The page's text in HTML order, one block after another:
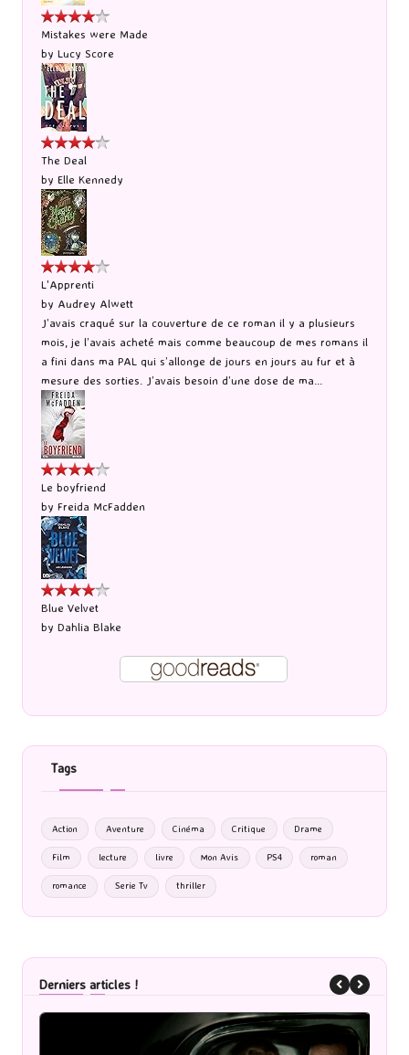
Mistakes were Made
by Lucy Score
The Deal
by Elle Kennedy
L'Apprenti
by Audrey Alwett
J’avais craqué sur la couverture de ce roman il y a plusieurs
mois, je l’avais acheté mais comme beaucoup de mes romans il
a fini dans ma PAL qui s’allonge de jours en jours au fur et à
mesure des sorties. J’avais besoin d’une dose de ma...
Le boyfriend
by Freida McFadden
Blue Velvet
by Dahlia Blake
Tags
Action Aventure Cinéma Critique Drame
Film lecture livre Mon Avis PS4 roman
romance Serie Tv thriller
Derniers articles !